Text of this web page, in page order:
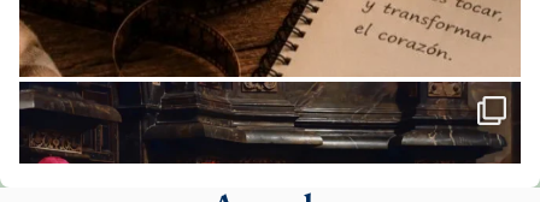
Mons. Sergi Gordo, bisbe de Tortosa, ha
presidit aquest 27 de juliol la missa de Les
Santes de Mataró.
🔗tinyurl.com/cvu5jmbk
📸 J. Merino